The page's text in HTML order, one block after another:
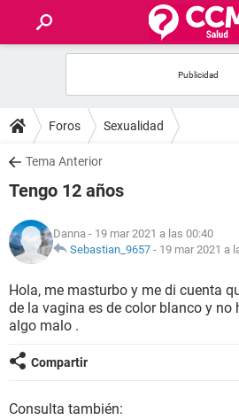
FOROS
SALUD
FAMILIA
NUTRICIÓN
BIENESTAR
Foros Sexualidad
Tema Anterior
Tengo 12 años
Danna - 19 mar 2021 a las 00:40
Sebastian_9657 - 19 mar 2021 a
Hola, me masturbo y me di cuenta
de la vagina es de color blanco y no
algo malo .
Compartir
Consulta también: